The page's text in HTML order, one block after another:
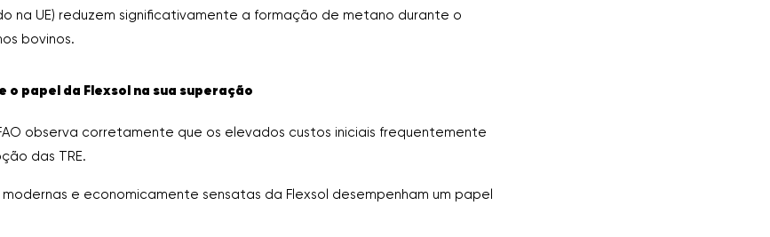
na UE) reduzem significativamente a formação de metano durante o
bovinos.
o papel da Flexsol na sua superação
observa corretamente que os elevados custos iniciais frequentemente
das TRE.
modernas e economicamente sensatas da Flexsol desempenham um papel